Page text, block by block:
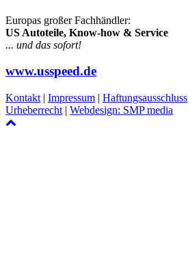
Europas großer Fachhändler:
US Autoteile, Know-how & Service
... und das sofort!
www.usspeed.de
Kontakt | Impressum | Haftungsausschluss
Urheberrecht | Webdesign: SMP media